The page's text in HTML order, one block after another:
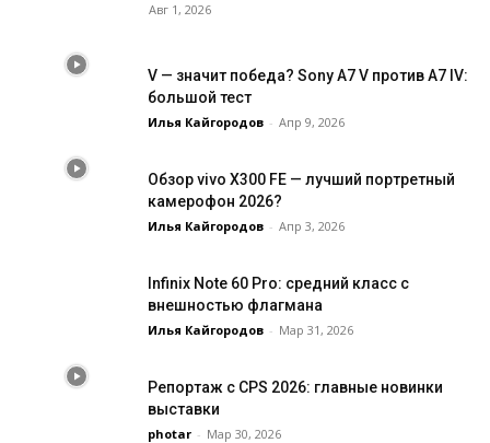
Авг 1, 2026
V — значит победа? Sony A7 V против A7 IV:
большой тест
Илья Кайгородов - Апр 9, 2026
Обзор vivo X300 FE — лучший портретный
камерофон 2026?
Илья Кайгородов - Апр 3, 2026
Infinix Note 60 Pro: средний класс с
внешностью флагмана
Илья Кайгородов - Мар 31, 2026
Репортаж с CPS 2026: главные новинки
выставки
photar - Мар 30, 2026